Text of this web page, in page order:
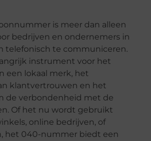
is meer dan alleen
bedrijven en ondernemers in
telefonisch te communiceren.
instrument voor het
een lokaal merk, het
klantvertrouwen en het
de verbondenheid met de
Of het nu wordt gebruikt
online bedrijven, of
het 040-nummer biedt een